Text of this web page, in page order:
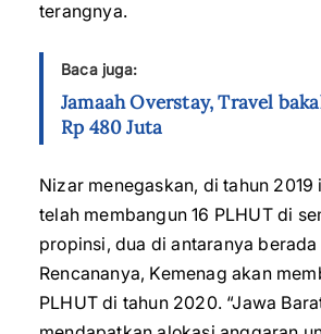
terangnya.
Baca juga:
Jamaah Overstay, Travel
Rp 480 Juta
Nizar menegaskan, di tahun 2019
telah membangun 16 PLHUT di
propinsi, dua di antaranya
Rencananya, Kemenag akan
PLHUT di tahun 2020. “Jawa